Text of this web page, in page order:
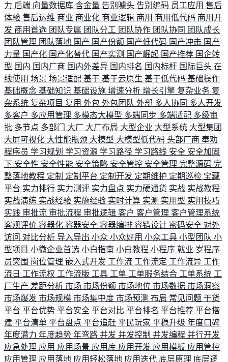
力 后端 向量数据库 含金量 告别噱头 告别编码 员工应用 售后
体验 售后运维 商业 商业化 商业逻辑 商用 商用低代码 商用开
发 商用首选 团队专属 团队分工 团队协作 团队协同 团队成长
团队管理 团队落地 国产 国产份额 国产低代码 国产冲击 国产
力量 国产化 国产化替代 国产实测 国产崛起 国产推荐 国企转
型 国内 国内厂商 国内外差异 国内排名 国内标杆 国际巨头 在
线使用 场景 场景适配 基于 基于云原生 基于低代码 基础操作
基础概念 基础知识 基础设施 增速分析 增长引擎 复杂业务 复
杂系统 复杂项目 复用 外包 外包团队 外部 多人协同 多人开发
多客户 多应用管理 多模态大模型 多端同步 多端适配 多级审
批 多节点 多部门 大厂 大厂布局 大型企业 大型系统 大型集团
大屏可视化 大性能瓶颈 大模型 大模型低代码 头部厂商 奉劝
程序员 学习规划 学习资源 学习路径 学习路线 安全 安全加固
下 安全性 安全性能 安全策略 安全管控 安全管理 完整源码 完
整落地教程 定制 定制平台 定制开发 定期维护 定期巡检 宝藏
平台 实力排行 实力测评 实力盘点 实力硬通货 实战 实战教程
实战演练 实战经验 实施经验 实时计算 实测 实用型 实用技巧
实践 审批流 审批流程 审批逻辑 客户 客户管理 客户管理系统
客观评价 容器化 容器安全 容器编排 容错设计 密码安全 对外
访问 对比分析 导入导出 小众 小众好用 小众工具 小型团队 小
型项目 小微企业首选 小白指南 小白教程 小程序 就业 岁程序
员突围 岗位管理 嵌入式开发 工作流 工作流定 工作流异 工作
流日 工作流权 工作流版 工具 工单 工单服务结合 工单系统 工
厂生产 差距分析 市场 市场份额 市场地位 市场数据 市场洞察
市场爆发 市场规模 市场集中度 市场预测 布局 常见问题 干货
平台 平台优势 平台安全 平台对比 平台排名 平台推荐 平台搭
建 平台清单 平台盘点 平台追赶 平民玩家 平稳升级 年度口碑
年度潜力 年度趋势 年弯路 并发 并发控制 并发编程 并行开发
应急处理 应用 应用场景 应用库 应用开发 应用模板 应用管控
应用管理 应用落地 应用轻松落地 应用迭代 底层原理 底层逻